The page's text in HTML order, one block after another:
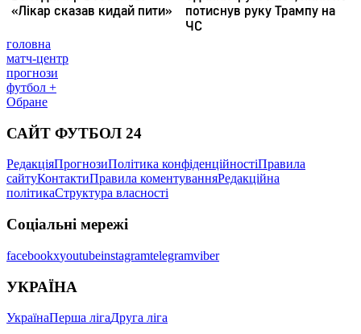
головна
матч-центр
прогнози
футбол +
Обране
САЙТ ФУТБОЛ 24
РедакціяПрогнозиПолітика конфіденційностіПравила
сайтуКонтактиПравила коментуванняРедакційна
політикаСтруктура власності
Соціальні мережі
facebookxyoutubeinstagramtelegramviber
УКРАЇНА
УкраїнаПерша лігаДруга ліга